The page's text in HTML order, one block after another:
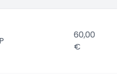
P
60,00
€